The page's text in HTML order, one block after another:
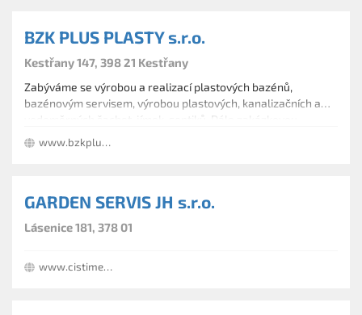
BZK PLUS PLASTY s.r.o.
Kestřany 147, 398 21 Kestřany
Zabýváme se výrobou a realizací plastových bazénů,
bazénovým servisem, výrobou plastových, kanalizačních a
vodoměrných šachet, jímek, septiků. Dále zakázkovou
výrobou z plastů, montáží čističek odpadních vod a
svařováním plastů. Dodáváme spolehlivé a kvalitní bazény.
www.bzkplus.cz
GARDEN SERVIS JH s.r.o.
Lásenice 181, 378 01
www.cistimebazeny.cz